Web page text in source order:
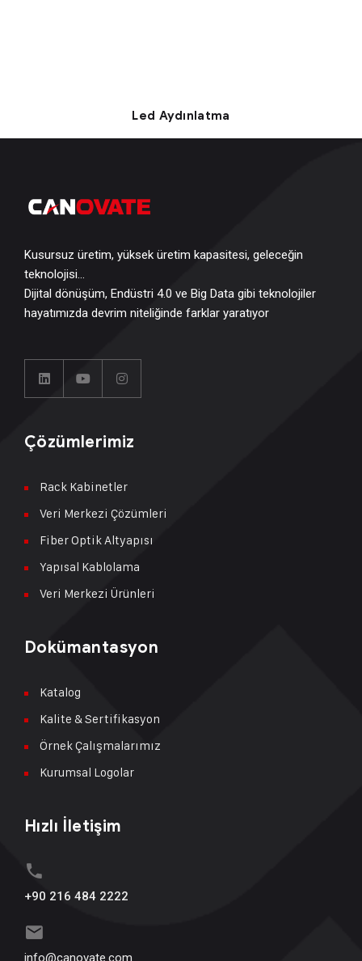
Led Aydınlatma
Kusursuz üretim, yüksek üretim kapasitesi, geleceğin
teknolojisi…
Dijital dönüşüm, Endüstri 4.0 ve Big Data gibi teknolojiler
hayatımızda devrim niteliğinde farklar yaratıyor
Çözümlerimiz
Rack Kabinetler
Veri Merkezi Çözümleri
Fiber Optik Altyapısı
Yapısal Kablolama
Veri Merkezi Ürünleri
Dokümantasyon
Katalog
Kalite & Sertifikasyon
Örnek Çalışmalarımız
Kurumsal Logolar
Hızlı İletişim
+90 216 484 2222
info@canovate.com